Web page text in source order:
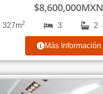
$8,600,000MXN
327m2 3 2
Más Información